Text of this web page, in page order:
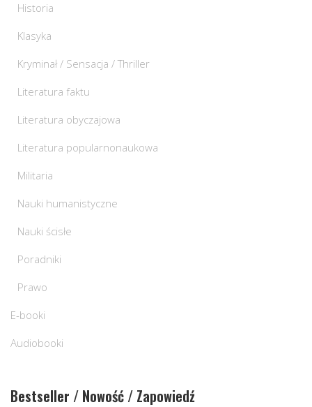
Historia
Klasyka
Kryminał / Sensacja / Thriller
Literatura faktu
Literatura obyczajowa
Literatura popularnonaukowa
Militaria
Nauki humanistyczne
Nauki ścisłe
Poradniki
Prawo
E-booki
Audiobooki
Bestseller / Nowość / Zapowiedź